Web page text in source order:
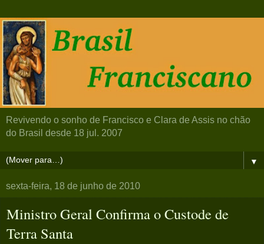
Revivendo o sonho de Francisco e Clara de Assis no chão
do Brasil desde 18 jul. 2007
▼
sexta-feira, 18 de junho de 2010
Ministro Geral Confirma o Custode de
Terra Santa